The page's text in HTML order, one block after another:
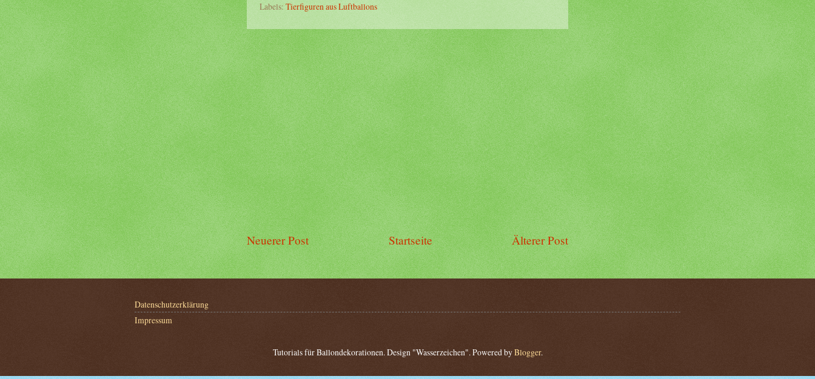
Labels: Tierfiguren aus Luftballons
Neuerer Post Älterer Post
Startseite
Datenschutzerklärung
Impressum
Tutorials für Ballondekorationen. Design "Wasserzeichen". Powered byBlogger.